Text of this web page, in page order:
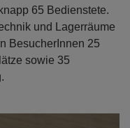
65 Bedienstete.
und Lagerräume
BesucherInnen 25
sowie 35